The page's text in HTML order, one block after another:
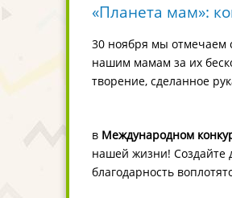
«Планета мам»:
30 ноября мы отмечаем
нашим мамам за их
творение, сделанное
в Международном
нашей жизни! Создайте
благодарность